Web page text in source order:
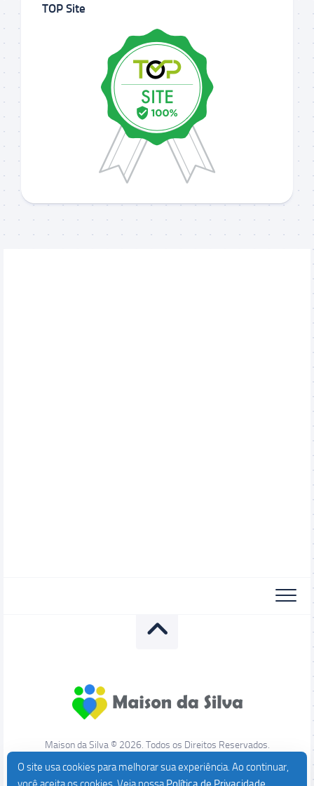
TOP Site
Maison da Silva © 2026. Todos os Direitos Reservados.
O site usa cookies para melhorar sua experiência. Ao continuar,